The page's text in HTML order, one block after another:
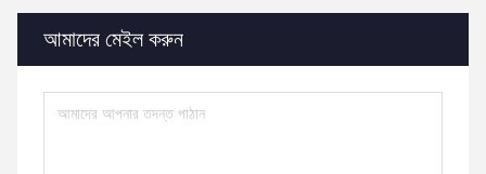
আমাদের মেইল ​​করুন